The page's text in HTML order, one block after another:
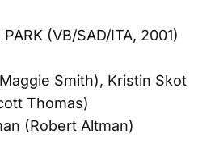
(VB/SAD/ITA, 2001)
Smith), Kristin Skot
Thomas)
(Robert Altman)